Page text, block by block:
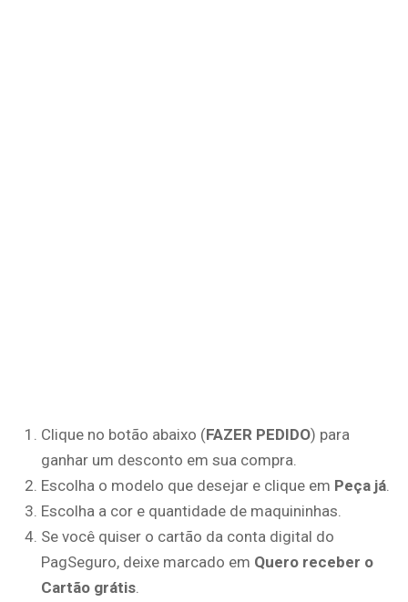
Clique no botão abaixo (FAZER PEDIDO) para
ganhar um desconto em sua compra.
Escolha o modelo que desejar e clique em Peça já
Escolha a cor e quantidade de maquininhas.
Se você quiser o cartão da conta digital do
PagSeguro, deixe marcado em Quero receber o
Cartão grátis